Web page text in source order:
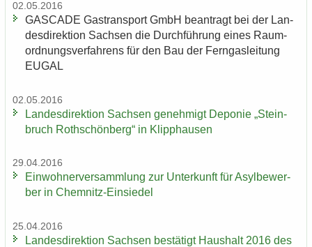
02.05.2016
GAS­CA­DE Gas­trans­port GmbH be­an­tragt bei der Lan­
des­di­rek­ti­on Sach­sen die Durch­füh­rung eines Raum­
ord­nungs­ver­fah­rens für den Bau der Fern­gas­lei­tung
EUGAL
02.05.2016
Lan­des­di­rek­ti­on Sach­sen ge­neh­migt De­po­nie „Stein­
bruch Roth­schön­berg“ in Klipp­hau­sen
29.04.2016
Ein­woh­ner­ver­samm­lung zur Un­ter­kunft für Asyl­be­wer­
ber in Chemnitz-​Einsiedel
25.04.2016
Lan­des­di­rek­ti­on Sach­sen be­stä­tigt Haus­halt 2016 des